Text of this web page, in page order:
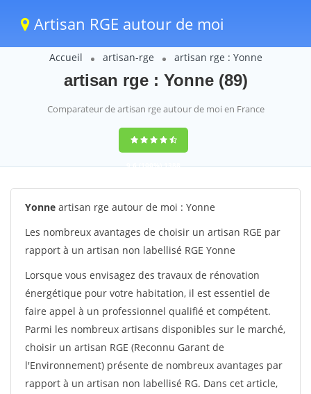
Artisan RGE autour de moi
Accueil artisan-rge artisan rge : Yonne
artisan rge : Yonne (89)
Comparateur de artisan rge autour de moi en France
9,6(100%)1388
votes
Yonne artisan rge autour de moi : Yonne
Les nombreux avantages de choisir un artisan RGE par
rapport à un artisan non labellisé RGE Yonne
Lorsque vous envisagez des travaux de rénovation
énergétique pour votre habitation, il est essentiel de
faire appel à un professionnel qualifié et compétent.
Parmi les nombreux artisans disponibles sur le marché,
choisir un artisan RGE (Reconnu Garant de
l'Environnement) présente de nombreux avantages par
rapport à un artisan non labellisé RG. Dans cet article,